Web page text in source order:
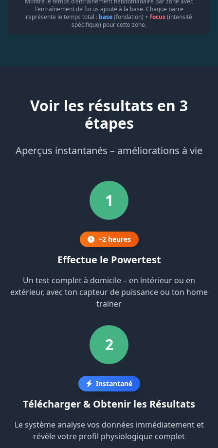
l'entraînement de focus ajouté à la base. Chaque barre
représente le temps total : base(fondation) +focus(intensité
spécifique) pour cette zone.
Voir les résultats en 3
étapes
Aperçus instantanés – améliorations à vie
1
~2 heures
Effectue le Powertest
Un test complet à domicile – en intérieur ou en
extérieur, avec ton capteur de puissance ou ton home
trainer
2
Instantané
Télécharger & Obtenir les Résultats
Le système analyse vos données immédiatement et
révèle votre profil physiologique complet